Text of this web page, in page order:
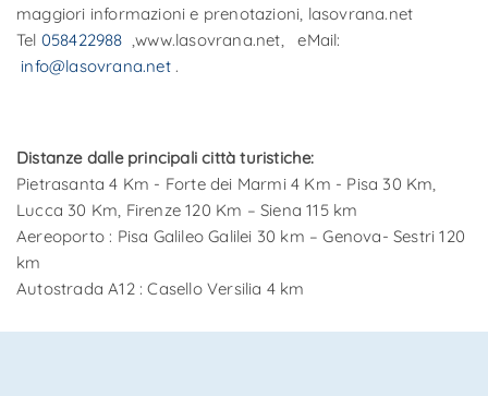
maggiori informazioni e prenotazioni, lasovrana.net
Tel 058422988 ,www.lasovrana.net, eMail:
info@lasovrana.net.
Distanze dalle principali città turistiche:
Pietrasanta 4 Km - Forte dei Marmi 4 Km - Pisa 30 Km,
Lucca 30 Km, Firenze 120 Km – Siena 115 km
Aereoporto : Pisa Galileo Galilei 30 km – Genova- Sestri 120
km
Autostrada A12 : Casello Versilia 4 km